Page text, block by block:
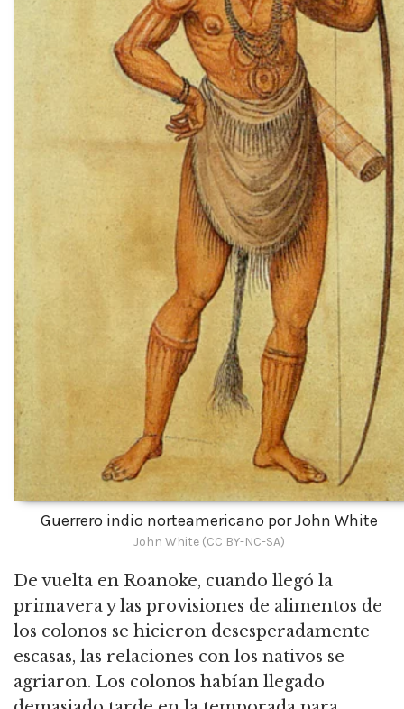
Guerrero indio norteamericano por John White
John White (CC BY-NC-SA)
De vuelta en Roanoke, cuando llegó la
primavera y las provisiones de alimentos de
los colonos se hicieron desesperadamente
escasas, las relaciones con los nativos se
agriaron. Los colonos habían llegado